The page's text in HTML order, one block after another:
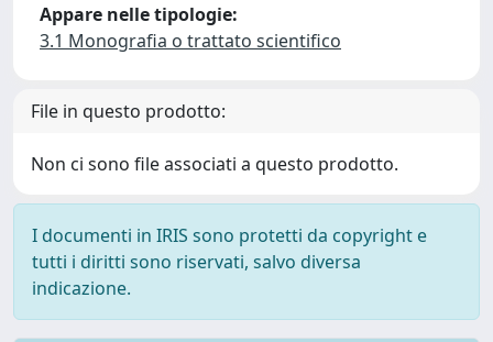
Appare nelle tipologie:
3.1 Monografia o trattato scientifico
File in questo prodotto:
Non ci sono file associati a questo prodotto.
I documenti in IRIS sono protetti da copyright e
tutti i diritti sono riservati, salvo diversa
indicazione.